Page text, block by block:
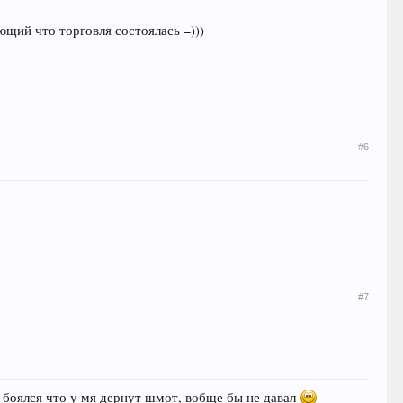
что торговля состоялась =)))
#6
#7
что у мя дернут шмот, вобще бы не давал